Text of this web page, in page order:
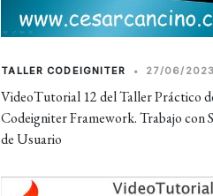
TALLER CODEIGNITER • 27/06/2023
VideoTutorial 12 del Taller Práctico
Codeigniter Framework. Trabajo con
de Usuario